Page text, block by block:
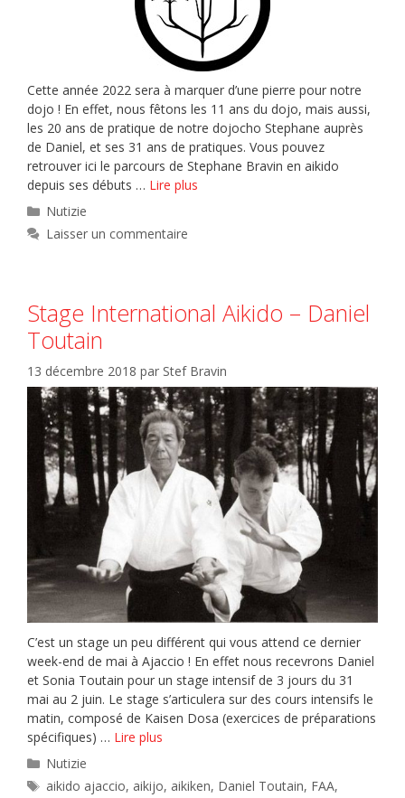
Cette année 2022 sera à marquer d’une pierre pour notre
dojo ! En effet, nous fêtons les 11 ans du dojo, mais aussi,
les 20 ans de pratique de notre dojocho Stephane auprès
de Daniel, et ses 31 ans de pratiques. Vous pouvez
retrouver ici le parcours de Stephane Bravin en aikido
depuis ses débuts … Lire plus
Catégories
Nutizie
Laisser un commentaire
Stage International Aikido – Daniel
Toutain
13 décembre 2018 par Stef Bravin
C’est un stage un peu différent qui vous attend ce dernier
week-end de mai à Ajaccio ! En effet nous recevrons Daniel
et Sonia Toutain pour un stage intensif de 3 jours du 31
mai au 2 juin. Le stage s’articulera sur des cours intensifs le
matin, composé de Kaisen Dosa (exercices de préparations
spécifiques) … Lire plus
Catégories
Nutizie
Étiquettes
aikido ajaccio, aikijo, aikiken, Daniel Toutain, FAA,